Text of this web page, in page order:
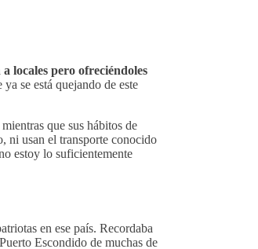
locales pero ofreciéndoles
se está quejando de este
que sus hábitos de
ni usan el transporte conocido
estoy lo suficientemente
en ese país. Recordaba
Escondido de muchas de